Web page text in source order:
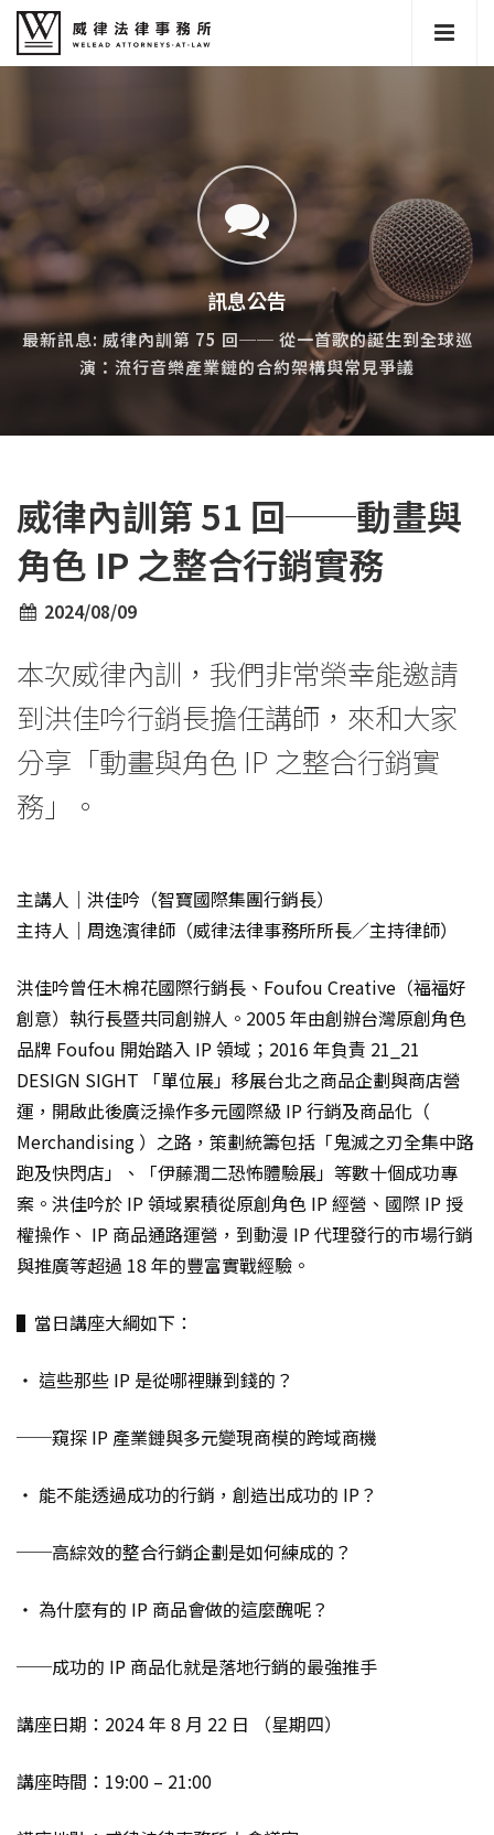
訊息公告
最新訊息: 威律內訓第 75 回── 從一首歌的誕生到全球巡
演：流行音樂產業鏈的合約架構與常見爭議
威律內訓第 51 回──動畫與
角色 IP 之整合行銷實務
2024/08/09
本次威律內訓，我們非常榮幸能邀請
到洪佳吟行銷長擔任講師，來和大家
分享「動畫與角色 IP 之整合行銷實
務」。
主講人｜洪佳吟（智寶國際集團行銷長）
主持人｜周逸濱律師（威律法律事務所所長／主持律師）
洪佳吟曾任木棉花國際行銷長、Foufou Creative（福福好
創意）執行長暨共同創辦人。2005 年由創辦台灣原創角色
品牌 Foufou 開始踏入 IP 領域；2016 年負責 21_21
DESIGN SIGHT 「單位展」移展台北之商品企劃與商店營
運，開啟此後廣泛操作多元國際級 IP 行銷及商品化（
Merchandising ）之路，策劃統籌包括「鬼滅之刃全集中路
跑及快閃店」、「伊藤潤二恐怖體驗展」等數十個成功專
案。洪佳吟於 IP 領域累積從原創角色 IP 經營、國際 IP 授
權操作、 IP 商品通路運營，到動漫 IP 代理發行的市場行銷
與推廣等超過 18 年的豐富實戰經驗。
▌當日講座大綱如下：
‧ 這些那些 IP 是從哪裡賺到錢的？
──窺探 IP 產業鏈與多元變現商模的跨域商機
‧ 能不能透過成功的行銷，創造出成功的 IP？
──高綜效的整合行銷企劃是如何練成的？
‧ 為什麼有的 IP 商品會做的這麼醜呢？
──成功的 IP 商品化就是落地行銷的最強推手
講座日期：2024 年 8 月 22 日 （星期四）
講座時間：19:00 – 21:00